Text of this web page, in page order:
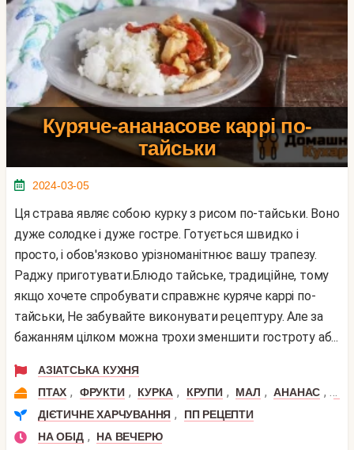
Куряче-ананасове каррі по-
тайськи
2024-03-05
Ця страва являє собою курку з рисом по-тайськи. Воно
дуже солодке і дуже гостре. Готується швидко і
просто, і обов'язково урізноманітнює вашу трапезу.
Раджу приготувати.Блюдо тайське, традиційне, тому
якщо хочете спробувати справжнє куряче каррі по-
тайськи, Не забувайте виконувати рецептуру. Але за
бажанням цілком можна трохи зменшити гостроту аб...
АЗІАТСЬКА КУХНЯ
ПТАХ , ФРУКТИ , КУРКА , КРУПИ , МАЛ , АНАНАС ,
ДІЄТИЧНЕ ХАРЧУВАННЯ ,
ПП РЕЦЕПТИ
НА ОБІД ,
НА ВЕЧЕРЮ